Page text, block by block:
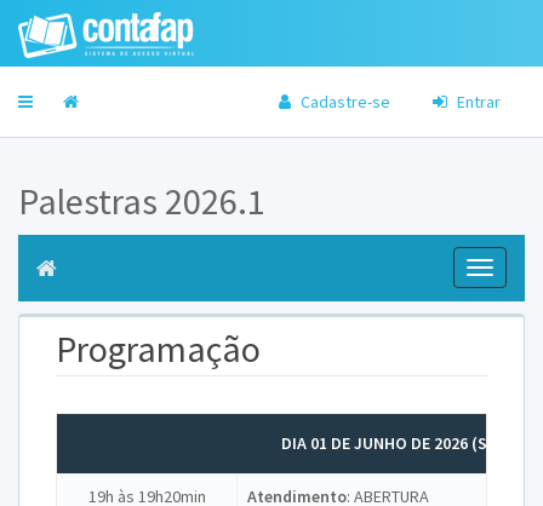
Cadastre-se Entrar
Palestras 2026.1
Toggle
Programação
DIA 01 DE JUNHO DE 2026
19h às 19h20min Atendimento: ABERTURA